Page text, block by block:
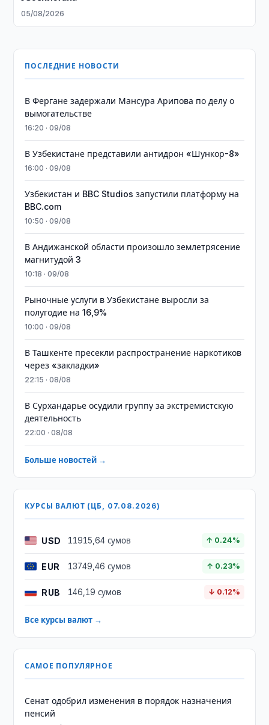
05/08/2026
ПОСЛЕДНИЕ НОВОСТИ
В Фергане задержали Мансура Арипова по делу о
вымогательстве
16:20 · 09/08
В Узбекистане представили антидрон «Шункор-8»
16:00 · 09/08
Узбекистан и BBC Studios запустили платформу на
BBC.com
10:50 · 09/08
В Андижанской области произошло землетрясение
магнитудой 3
10:18 · 09/08
Рыночные услуги в Узбекистане выросли за
полугодие на 16,9%
10:00 · 09/08
В Ташкенте пресекли распространение наркотиков
через «закладки»
22:15 · 08/08
В Сурхандарье осудили группу за экстремистскую
деятельность
22:00 · 08/08
Больше новостей →
КУРСЫ ВАЛЮТ (ЦБ, 07.08.2026)
USD 11915,64 сумов ↑ 0.24%
EUR 13749,46 сумов ↑ 0.23%
RUB 146,19 сумов ↓ 0.12%
Все курсы валют →
САМОЕ ПОПУЛЯРНОЕ
Сенат одобрил изменения в порядок назначения
пенсий